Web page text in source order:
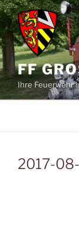
Zum
Inhalt
springen
FF
Ihre Feuerwehr
2017-